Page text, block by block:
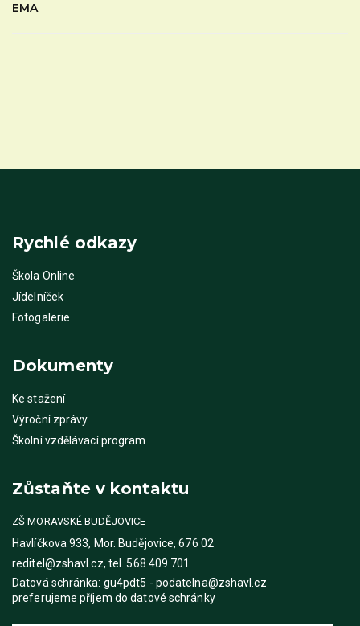
EMA
Rychlé odkazy
Škola Online
Jídelníček
Fotogalerie
Dokumenty
Ke stažení
Výroční zprávy
Školní vzdělávací program
Zůstaňte v kontaktu
ZŠ MORAVSKÉ BUDĚJOVICE
Havlíčkova 933, Mor. Budějovice, 676 02
reditel@zshavl.cz, tel. 568 409 701
Datová schránka: gu4pdt5 - podatelna@zshavl.cz
preferujeme příjem do datové schránky